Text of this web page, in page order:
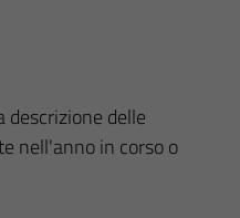
descrizione delle
nell'anno in corso o